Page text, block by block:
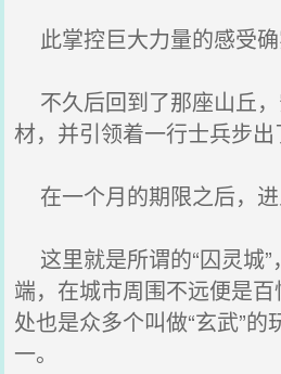
此掌控巨大力量的感受确
不久后回到了那座山丘
材，并引领着一行士兵步出
在一个月的期限之后，进
这里就是所谓的“囚灵城”
端，在城市周围不远便是
处也是众多个叫做“玄武”
一。